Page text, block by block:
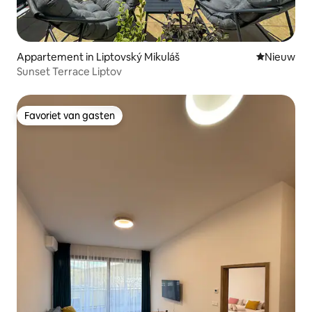
Appartement in Liptovský Mikuláš Nieuwe
Nieuw
Sunset Terrace Liptov
Favoriet van gasten
Favoriet van gasten